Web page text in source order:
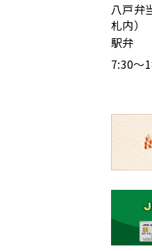
八戸弁
札内）
駅弁
7:30～